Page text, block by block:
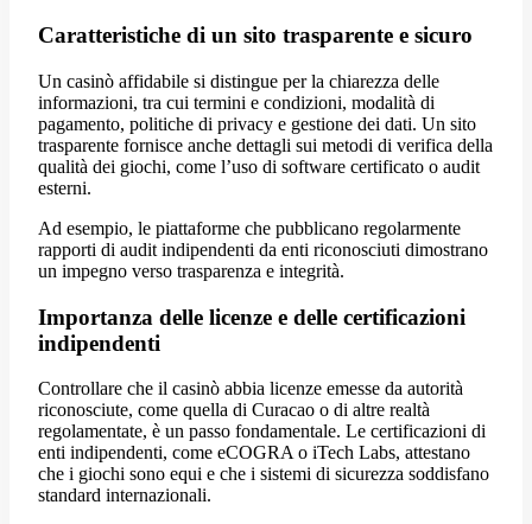
Caratteristiche di un sito trasparente e sicuro
Un casinò affidabile si distingue per la chiarezza delle
informazioni, tra cui termini e condizioni, modalità di
pagamento, politiche di privacy e gestione dei dati. Un sito
trasparente fornisce anche dettagli sui metodi di verifica della
qualità dei giochi, come l’uso di software certificato o audit
esterni.
Ad esempio, le piattaforme che pubblicano regolarmente
rapporti di audit indipendenti da enti riconosciuti dimostrano
un impegno verso trasparenza e integrità.
Importanza delle licenze e delle certificazioni
indipendenti
Controllare che il casinò abbia licenze emesse da autorità
riconosciute, come quella di Curacao o di altre realtà
regolamentate, è un passo fondamentale. Le certificazioni di
enti indipendenti, come eCOGRA o iTech Labs, attestano
che i giochi sono equi e che i sistemi di sicurezza soddisfano
standard internazionali.